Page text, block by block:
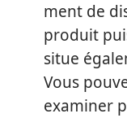
ment de
produit
situe
Vous
examiner